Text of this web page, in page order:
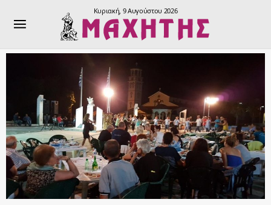
Κυριακή, 9 Αυγούστου 2026